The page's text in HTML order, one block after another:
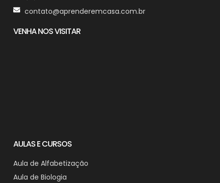
contato@aprenderemcasa.com.br
VENHA NOS VISITAR
AULAS E CURSOS
Aula de Alfabetização
Aula de Biologia